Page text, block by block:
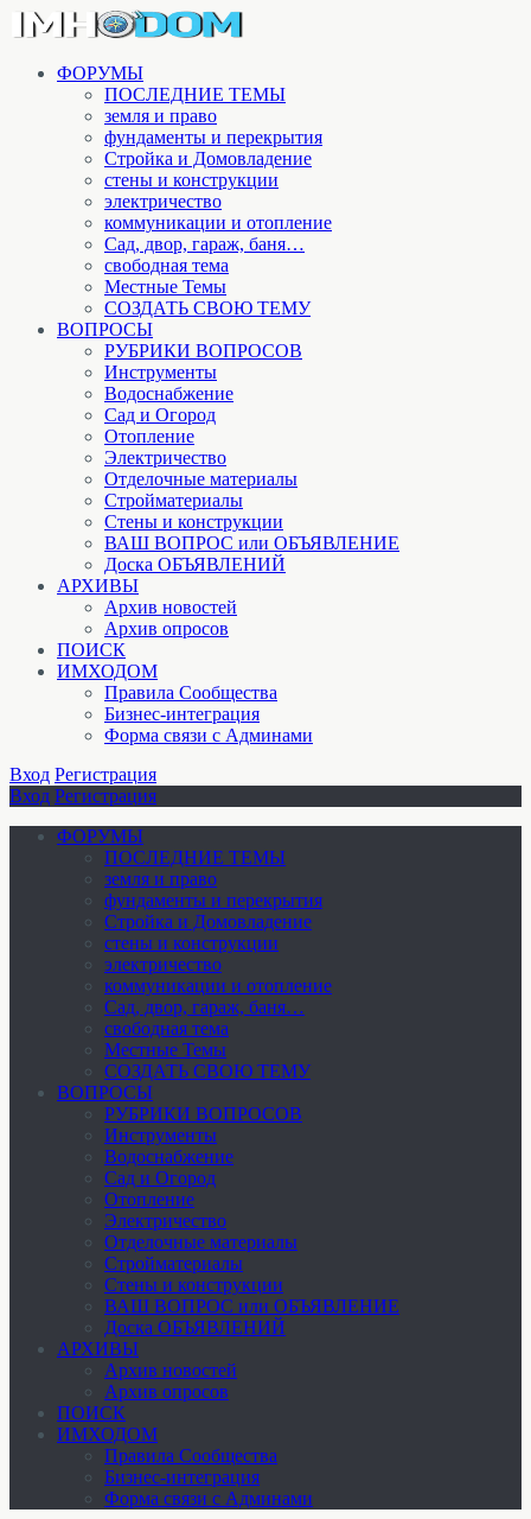
ФОРУМЫ
ПОСЛЕДНИЕ ТЕМЫ
земля и право
фундаменты и перекрытия
Стройка и Домовладение
стены и конструкции
электричество
коммуникации и отопление
Cад, двор, гараж, баня…
свободная тема
Местные Темы
СОЗДАТЬ СВОЮ ТЕМУ
ВОПРОСЫ
РУБРИКИ ВОПРОСОВ
Инструменты
Водоснабжение
Сад и Огород
Отопление
Электричество
Отделочные материалы
Стройматериалы
Стены и конструкции
ВАШ ВОПРОС или ОБЪЯВЛЕНИЕ
Доска ОБЪЯВЛЕНИЙ
АРХИВЫ
Архив новостей
Архив опросов
ПОИСК
ИМХОДОМ
Правила Сообщества
Бизнес-интеграция
Форма связи с Админами
Вход Регистрация
Вход Регистрация
ФОРУМЫ
ПОСЛЕДНИЕ ТЕМЫ
земля и право
фундаменты и перекрытия
Стройка и Домовладение
стены и конструкции
электричество
коммуникации и отопление
Cад, двор, гараж, баня…
свободная тема
Местные Темы
СОЗДАТЬ СВОЮ ТЕМУ
ВОПРОСЫ
РУБРИКИ ВОПРОСОВ
Инструменты
Водоснабжение
Сад и Огород
Отопление
Электричество
Отделочные материалы
Стройматериалы
Стены и конструкции
ВАШ ВОПРОС или ОБЪЯВЛЕНИЕ
Доска ОБЪЯВЛЕНИЙ
АРХИВЫ
Архив новостей
Архив опросов
ПОИСК
ИМХОДОМ
Правила Сообщества
Бизнес-интеграция
Форма связи с Админами